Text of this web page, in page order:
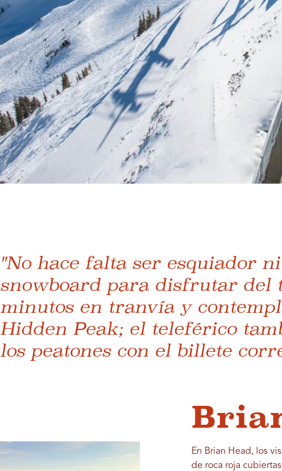
"No hace falta ser esquiador
snowboard para disfrutar del
minutos en tranvía y
Hidden Peak; el teleférico
los peatones con el billete
En Brian Head, los
de roca roja